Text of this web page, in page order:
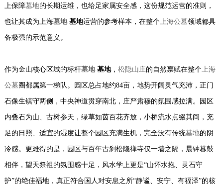
上保障墓地的长期运维，也给足家属安全感，这份规范运营的准则，
也让其成为上海墓地基地运营的参考样本，在整个上海公墓领域都具
备极强的示范意义。
作为金山核心区域的标杆墓地基地， 松隐山庄的自然禀赋在整个上海
公墓圈都属第一梯队。园区总占地约84亩，地势开阔灵气充沛，正门
石像生镇守两侧，中央神道贯穿南北，庄严肃穆的氛围感拉满。园区
内叠石为山、古树参天，绿草如茵百花齐放，小桥流水点缀其间，充
足的日照、适宜的湿度让整个园区充满生机，完全没有传统墓地的阴
冷感。更难得的是，园区与百年古刹松隐禅寺仅一墙之隔，晨钟暮鼓
相伴，望天祭祖的氛围感十足，风水学上更是“山怀水抱、灵石守
护”的绝佳福地，真正符合国人对安息之所“静谧、安宁、有福泽”的核